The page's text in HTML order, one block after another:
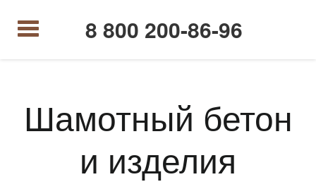
8 800 200-86-96
Шамотный бетон
и изделия